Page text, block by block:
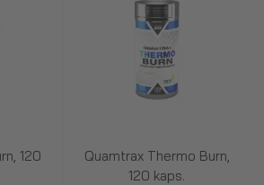
120
Quamtrax Thermo Burn,
120 kaps.